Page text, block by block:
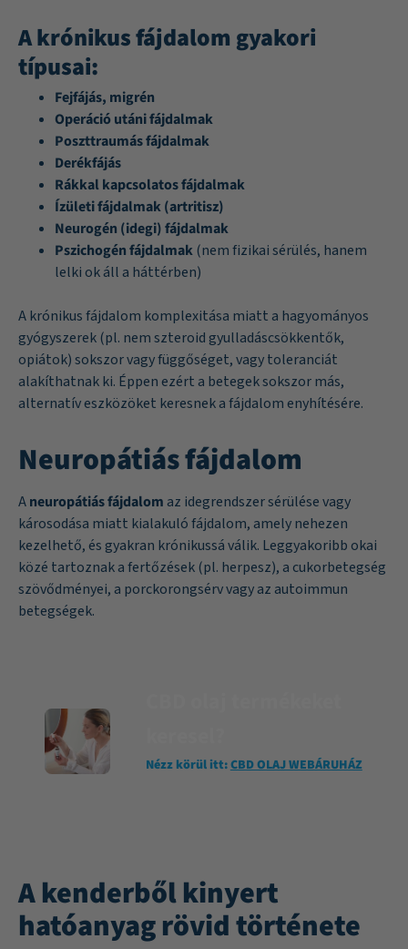
A krónikus fájdalom gyakori
típusai:
Fejfájás, migrén
Operáció utáni fájdalmak
Poszttraumás fájdalmak
Derékfájás
Rákkal kapcsolatos fájdalmak
Ízületi fájdalmak (artritisz)
Neurogén (idegi) fájdalmak
Pszichogén fájdalmak(nem fizikai sérülés, hanem
lelki ok áll a háttérben)
A krónikus fájdalom komplexitása miatt a hagyományos
gyógyszerek (pl. nem szteroid gyulladáscsökkentők,
opiátok) sokszor vagy függőséget, vagy toleranciát
alakíthatnak ki. Éppen ezért a betegek sokszor más,
alternatív eszközöket keresnek a fájdalom enyhítésére.
Neuropátiás fájdalom
Aneuropátiás fájdalom az idegrendszer sérülése vagy
károsodása miatt kialakuló fájdalom, amely nehezen
kezelhető, és gyakran krónikussá válik. Leggyakoribb okai
közé tartoznak a fertőzések (pl. herpesz), a cukorbetegség
szövődményei, a porckorongsérv vagy az autoimmun
betegségek.
Nézz körül itt:CBD OLAJ WEBÁRUHÁZ
A kenderből kinyert
hatóanyag rövid története